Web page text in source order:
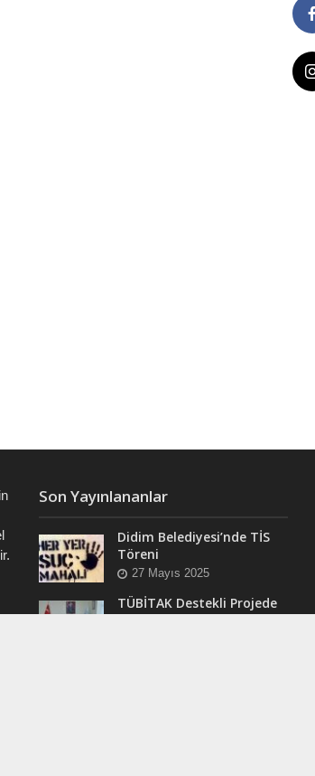
Son Yayınlananlar
Didim Belediyesi’nde TİS
Töreni
27 Mayıs 2025
TÜBİTAK Destekli Projede
Didim’de ve Tüm Aydın’da